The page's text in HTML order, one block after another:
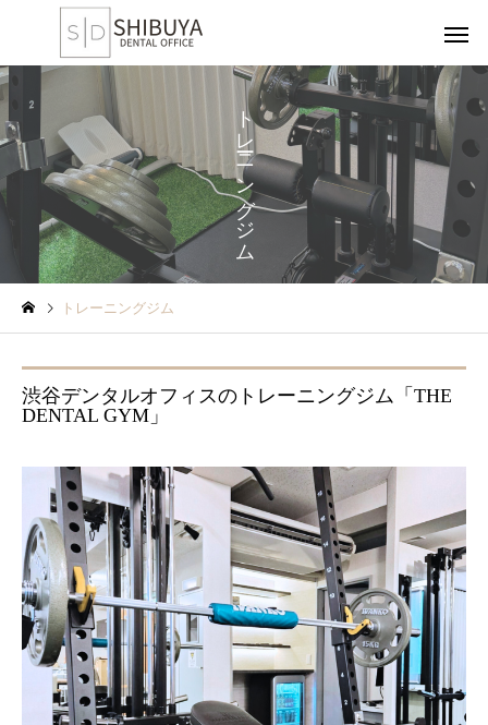
一般歯科 予防/メンテ
トレーニングジム
トレーニングジム
渋谷デンタルオフィスのトレーニングジム「THE
DENTAL GYM」